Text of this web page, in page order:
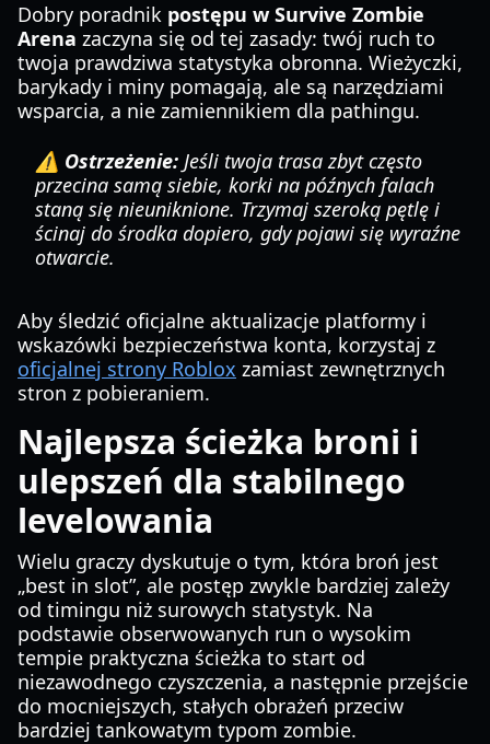
Dobry poradnik postępu w Survive Zombie
Arena zaczyna się od tej zasady: twój ruch to
twoja prawdziwa statystyka obronna. Wieżyczki,
barykady i miny pomagają, ale są narzędziami
wsparcia, a nie zamiennikiem dla pathingu.
⚠️ Ostrzeżenie: Jeśli twoja trasa zbyt często
przecina samą siebie, korki na późnych falach
staną się nieuniknione. Trzymaj szeroką pętlę i
ścinaj do środka dopiero, gdy pojawi się wyraźne
otwarcie.
Aby śledzić oficjalne aktualizacje platformy i
wskazówki bezpieczeństwa konta, korzystaj z
oficjalnej strony Roblox zamiast zewnętrznych
stron z pobieraniem.
Najlepsza ścieżka broni i
ulepszeń dla stabilnego
levelowania
Wielu graczy dyskutuje o tym, która broń jest
„best in slot”, ale postęp zwykle bardziej zależy
od timingu niż surowych statystyk. Na
podstawie obserwowanych run o wysokim
tempie praktyczna ścieżka to start od
niezawodnego czyszczenia, a następnie przejście
do mocniejszych, stałych obrażeń przeciw
bardziej tankowatym typom zombie.